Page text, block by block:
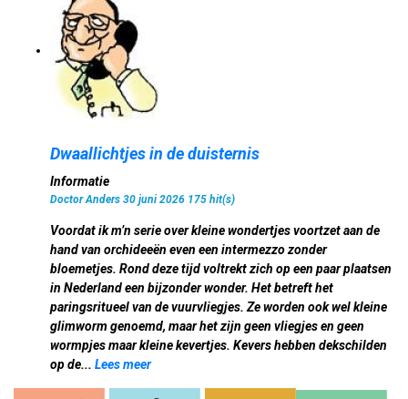
Dwaallichtjes in de duisternis
Informatie
Doctor Anders 30 juni 2026 175 hit(s)
Voordat ik m’n serie over kleine wondertjes voortzet aan de
hand van orchideeën even een intermezzo zonder
bloemetjes. Rond deze tijd voltrekt zich op een paar plaatsen
in Nederland een bijzonder wonder. Het betreft het
paringsritueel van de vuurvliegjes. Ze worden ook wel kleine
glimworm genoemd, maar het zijn geen vliegjes en geen
wormpjes maar kleine kevertjes. Kevers hebben dekschilden
op de... Lees meer